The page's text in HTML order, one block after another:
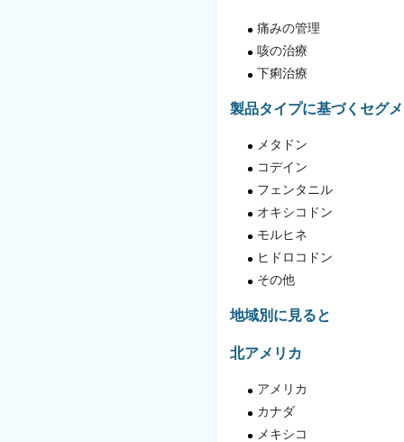
痛みの管理
咳の治療
下痢治療
製品タイプに基づくセグ
メタドン
コデイン
フェンタニル
オキシコドン
モルヒネ
ヒドロコドン
その他
地域別に見ると
北アメリカ
アメリカ
カナダ
メキシコ